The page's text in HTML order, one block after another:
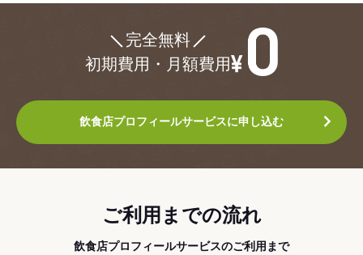
完全無料
初期費用・月額費用
飲食店プロフィールサービスに申し込む
ご利用までの流れ
飲食店プロフィールサービスのご利用まで